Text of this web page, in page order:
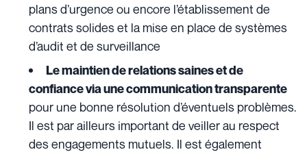
plans d’urgence ou encore l’établissement de
contrats solides et la mise en place de systèmes
d’audit et de surveillance
Le maintien de relations saines et de
confiance via une communication transparente
pour une bonne résolution d’éventuels problèmes.
Il est par ailleurs important de veiller au respect
des engagements mutuels. Il est également